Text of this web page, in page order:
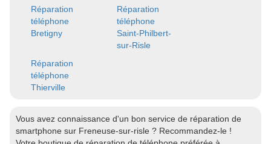
Réparation
téléphone
Bretigny
Réparation
téléphone
Saint-Philbert-
sur-Risle
Réparation
téléphone
Thierville
Vous avez connaissance d'un bon service de réparation de
smartphone sur Freneuse-sur-risle ? Recommandez-le !